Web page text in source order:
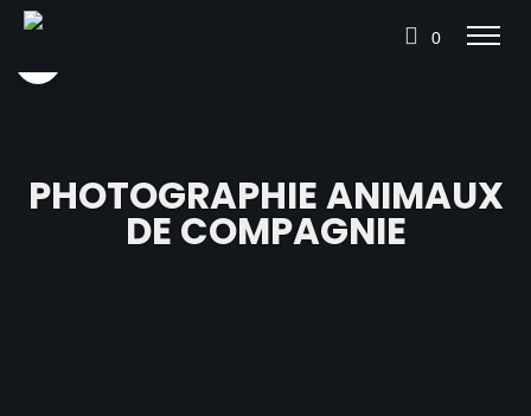
0
PHOTOGRAPHIE ANIMAUX
DE COMPAGNIE